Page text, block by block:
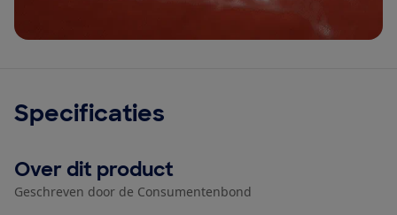
Specificaties
Over dit product
Geschreven door de Consumentenbond